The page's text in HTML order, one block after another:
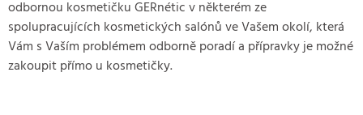
odbornou kosmetičku GERnétic v některém ze
spolupracujících kosmetických salónů ve Vašem okolí, která
Vám s Vaším problémem odborně poradí a přípravky je možné
zakoupit přímo u kosmetičky.